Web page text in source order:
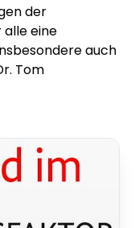
der
eine
auch
Tom